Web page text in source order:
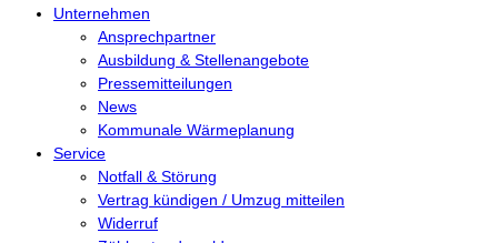
Unternehmen
Ansprechpartner
Ausbildung & Stellenangebote
Pressemitteilungen
News
Kommunale Wärmeplanung
Service
Notfall & Störung
Vertrag kündigen / Umzug mitteilen
Widerruf